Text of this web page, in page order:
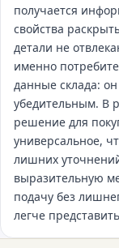
получается
свойства
детали не
именно
данные склада:
убедительным. В
решение для
универсальное,
лишних
выразительную
подачу без
легче